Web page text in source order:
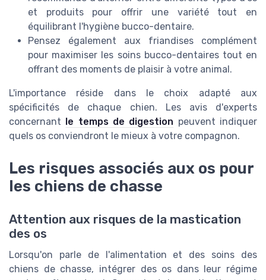
et produits pour offrir une variété tout en
équilibrant l'hygiène bucco-dentaire.
Pensez également aux friandises complément
pour maximiser les soins bucco-dentaires tout en
offrant des moments de plaisir à votre animal.
L'importance réside dans le choix adapté aux
spécificités de chaque chien. Les avis d'experts
concernant
le temps de digestion peuvent indiquer
quels os conviendront le mieux à votre compagnon.
Les risques associés aux os pour
les chiens de chasse
Attention aux risques de la mastication
des os
Lorsqu'on parle de l'alimentation et des soins des
chiens de chasse, intégrer des os dans leur régime